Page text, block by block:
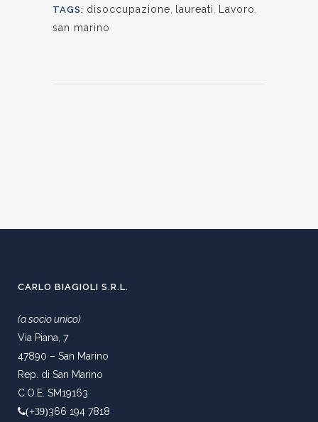
TAGS: disoccupazione, laureati, Lavoro,
san marino
CARLO BIAGIOLI S.R.L.
(a socio unico)
Via Piana, 7
47890 – San Marino
Rep. di San Marino
C.O.E. SM19163
(+39)366 194 7818